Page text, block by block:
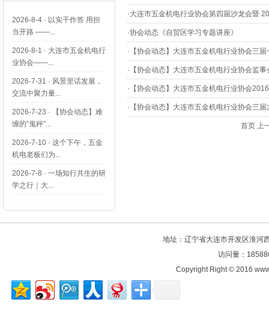
2026-8-4 · 以实干作答 用担
当开路 ——...
2026-8-1 · 大连市五金机电行
业协会——...
2026-7-31 · 风景里话发展，
交流中聚力量...
2026-7-23 ·
【协会动态】难
缠的“鬼秤”...
2026-7-10 · 这个下午，五金
机电老板们为...
2026-7-8 · 一场知行共生的研
学之行｜大...
·大连市五金机电行业协会第四届沙龙会暨
·协会动态《自贸区学习专题讲座》
· 【协会动态】大连市五金机电行业协会三
· 【协会动态】大连市五金机电行业协会监
· 【协会动态】大连市五金机电行业协会
· 【协会动态】大连市五金机电行业协会三
首页 上
地址：辽宁省大连市开发区淮
访问量：
Copyright Right © 2016